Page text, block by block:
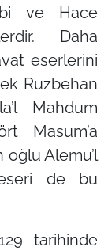
ve Hace
Daha
eserlerini
Ruzbehan
Mahdum
Masum’a
oğlu Alemu’l
eseri de bu
tarihinde